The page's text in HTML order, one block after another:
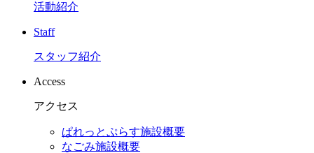
活動紹介
Staff
スタッフ紹介
Access
アクセス
ぱれっとぷらす施設概要
なごみ施設概要